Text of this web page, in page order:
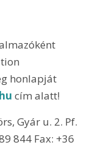
honlapját
cím alatt!
Gyár u. 2. Pf.
844 Fax: +36